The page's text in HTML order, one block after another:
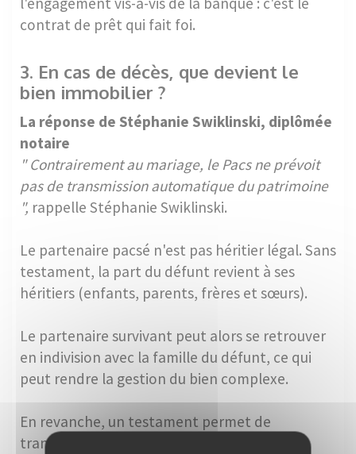
contrat de prêt qui fait foi.
3. En cas de décès, que devient le
bien immobilier ?
La réponse de Stéphanie Swiklinski, diplômée
notaire
" Contrairement au mariage, le Pacs ne prévoit
pas de transmission automatique du patrimoine
", rappelle Stéphanie Swiklinski.
Le partenaire pacsé n'est pas héritier légal. Sans
testament, la part du défunt revient à ses
héritiers (enfants, parents, frères et sœurs).
Le partenaire survivant peut alors se retrouver
en indivision avec la famille du défunt, ce qui
peut rendre la gestion du bien complexe.
En revanche, un testament permet de
transmettre tout ou partie du bien au